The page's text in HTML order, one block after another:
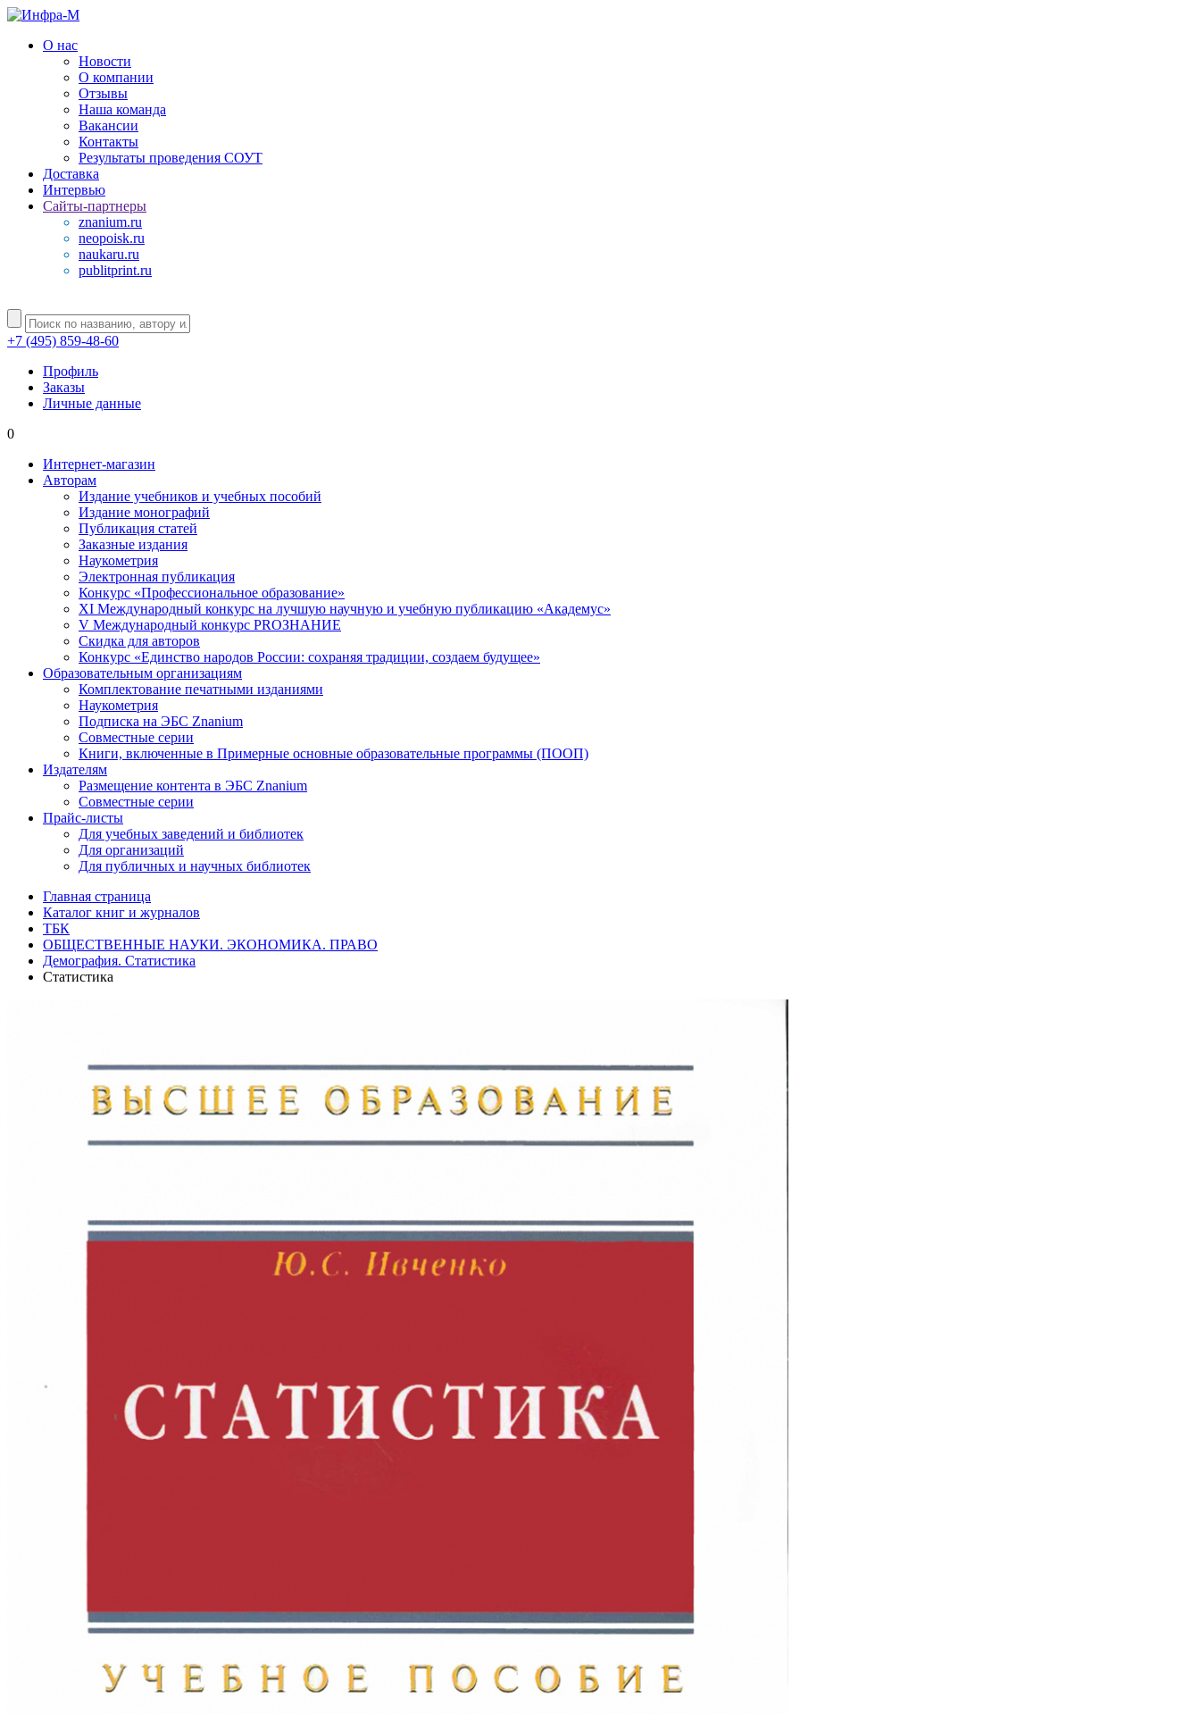
О нас
Новости
О компании
Отзывы
Наша команда
Вакансии
Контакты
Результаты проведения СОУТ
Доставка
Интервью
Сайты-партнеры
znanium.ru
neopoisk.ru
naukaru.ru
publitprint.ru
+7 (495) 859-48-60
Профиль
Заказы
Личные данные
0
Интернет-магазин
Авторам
Издание учебников и учебных пособий
Издание монографий
Публикация статей
Заказные издания
Наукометрия
Электронная публикация
Конкурс «Профессиональное образование»
XI Международный конкурс на лучшую научную и учебную публикацию «Академус»
V Международный конкурс PROЗНАНИЕ
Скидка для авторов
Конкурс «Единство народов России: сохраняя традиции, создаем будущее»
Образовательным организациям
Комплектование печатными изданиями
Наукометрия
Подписка на ЭБС Znanium
Совместные серии
Книги, включенные в Примерные основные образовательные программы (ПООП)
Издателям
Размещение контента в ЭБС Znanium
Совместные серии
Прайс-листы
Для учебных заведений и библиотек
Для организаций
Для публичных и научных библиотек
Главная страница
Каталог книг и журналов
ТБК
ОБЩЕСТВЕННЫЕ НАУКИ. ЭКОНОМИКА. ПРАВО
Демография. Статистика
Статистика